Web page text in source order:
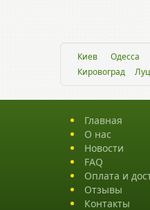
Киев Одесса
Кировоград
Главная
О нас
Новости
FAQ
Оплата и
Отзывы
Контакты